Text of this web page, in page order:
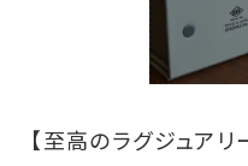
【至高のラグジュア